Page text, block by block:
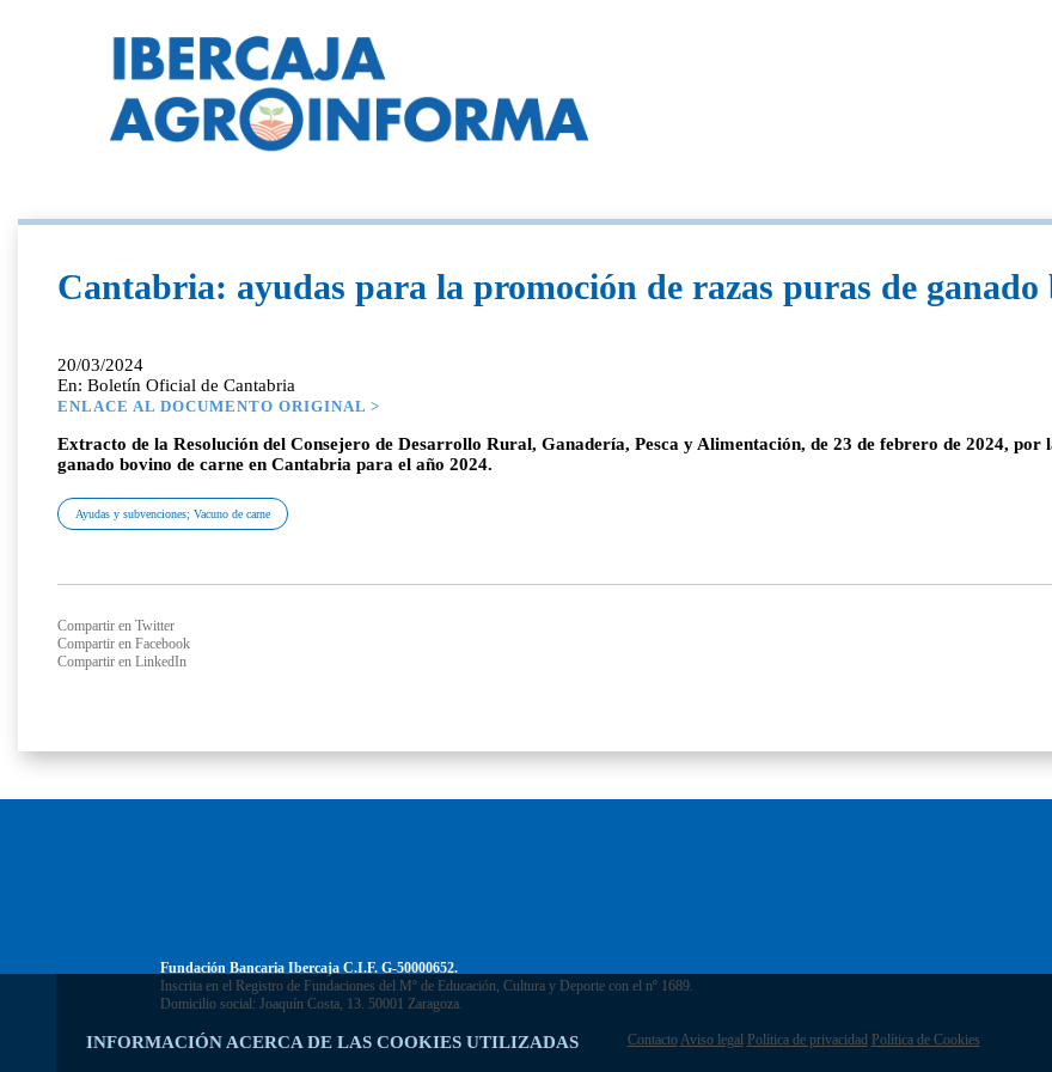
INFORMACIÓN ACERCA DE LAS COOKIES UTILIZADAS
Cantabria: ayudas para la promoción de razas puras de ganado
20/03/2024
En: Boletín Oficial de Cantabria
ENLACE AL DOCUMENTO ORIGINAL >
Extracto de la Resolución del Consejero de Desarrollo Rural, Ganadería, Pesca y Alimentación, de 23 de febrero de 2024, por
ganado bovino de carne en Cantabria para el año 2024.
Ayudas y subvenciones; Vacuno de carne
Compartir en Twitter
Compartir en Facebook
Compartir en LinkedIn
Fundación Bancaria Ibercaja C.I.F. G-50000652.
Inscrita en el Registro de Fundaciones del Mº de Educación, Cultura y Deporte con el nº 1689.
Domicilio social: Joaquín Costa, 13. 50001 Zaragoza.
Contacto Aviso legal Política de privacidad Política de Cookies